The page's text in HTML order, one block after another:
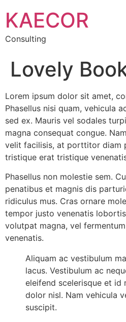
content
KAECOR
Consulting
Lovely
Lorem ipsum dolor sit amet,
Phasellus nisi quam, vehicula
sed ex. Mauris vel sodales
magna consequat congue.
velit facilisis, at porttitor diam
tristique erat tristique
Phasellus non molestie sem.
penatibus et magnis dis
ridiculus mus. Cras ornare
tempor justo venenatis
volutpat magna, vel
venenatis.
Aliquam ac vestibulum
lacus. Vestibulum ac
eleifend scelerisque et id
dolor nisl. Nam vehicula
suscipit.